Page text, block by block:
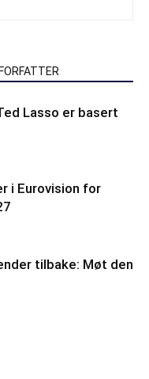
Lasso er basert
i Eurovision for
tilbake: Møt den